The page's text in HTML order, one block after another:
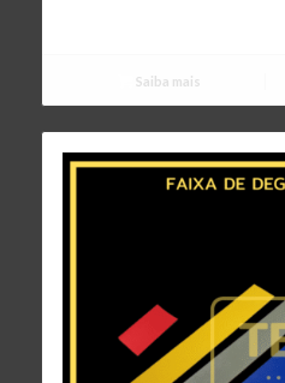
Saiba mais